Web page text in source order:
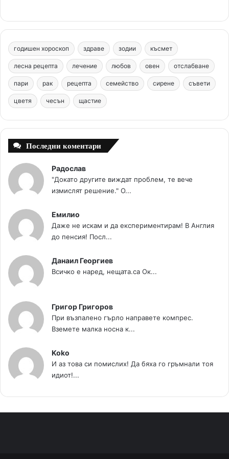
e
b
o
o
k
t
e
r
e
s
t
T
u
b
e
t
a
g
r
m
c
m
годишен хороскоп здраве зодии късмет
лесна рецепта лечение любов овен отслабване
пари рак рецепта семейство сирене съвети
цветя чесън щастие
Последни коментари
Радослав
"Докато другите виждат проблем, те вече
измислят решение." О...
Емилио
Даже не искам и да експериментирам! В Англия
до пенсия! Посл...
Данаил Георгиев
Всичко е наред, нещата.са Ок...
Григор Григоров
При възпалено гърло направете компрес.
Вземете малка носна к...
Koko
И аз това си помислих! Да бяха го гръмнали тоя
идиот!...